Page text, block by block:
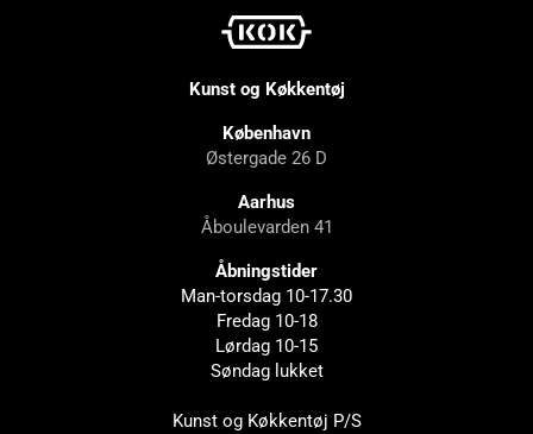
Kunst og Køkkentøj
København
Østergade 26 D
Aarhus
Åboulevarden 41
Åbningstider
Man-torsdag 10-17.30
Fredag 10-18
Lørdag 10-15
Søndag lukket
Kunst og Køkkentøj P/S